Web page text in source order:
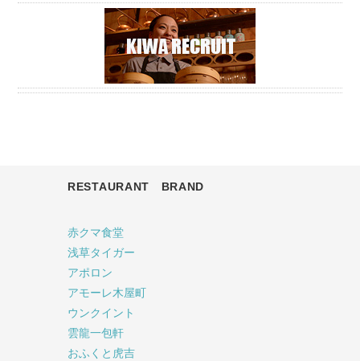
RESTAURANT BRAND
赤クマ食堂
浅草タイガー
アポロン
アモーレ木屋町
ウンクイント
雲龍一包軒
おふくと虎吉